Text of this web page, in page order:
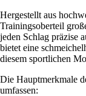
Hergestellt aus
Trainingsoberteil
jeden Schlag präzise
bietet eine
diesem sportlichen
Die Hauptmerkmale
umfassen: